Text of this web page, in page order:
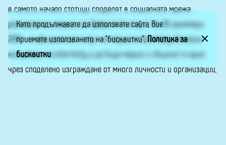
в самото начало стотици споделят в социалната мрежа
разказаните истории на “Добрите българи”. На 20 декември
2019 г. е официалният старт на медията dobrite.bg. Основна
концепция на dobrite.bg е да бъде медия и общност в едно
чрез споделено изграждане от много личности и организации,
Като продължавате да използвате сайта, Вие
приемате използването на "бисквитки".Политика за
бисквитки